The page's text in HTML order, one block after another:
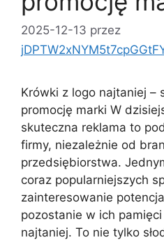
2025-12-13 przez
Krówki z logo najtaniej –
promocję marki W
skuteczna reklama to
firmy, niezależnie od
przedsiębiorstwa.
coraz popularniejszych
zainteresowanie
pozostanie w ich
najtaniej. To nie tylko